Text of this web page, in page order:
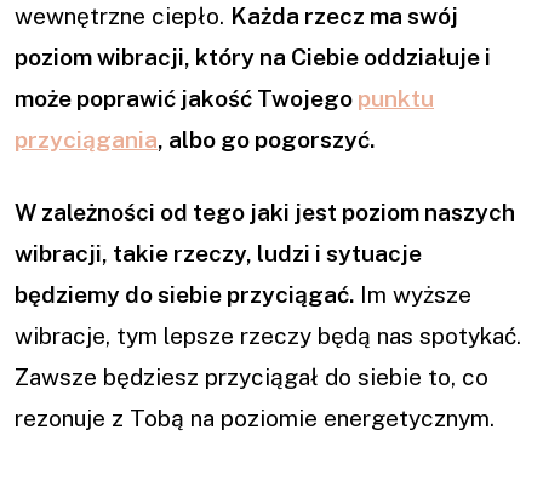
wewnętrzne ciepło. Każda rzecz ma swój
poziom wibracji, który na Ciebie oddziałuje i
może poprawić jakość Twojego punktu
przyciągania, albo go pogorszyć.
W zależności od tego jaki jest poziom naszych
wibracji, takie rzeczy, ludzi i sytuacje
będziemy do siebie przyciągać. Im wyższe
wibracje, tym lepsze rzeczy będą nas spotykać.
Zawsze będziesz przyciągał do siebie to, co
rezonuje z Tobą na poziomie energetycznym.